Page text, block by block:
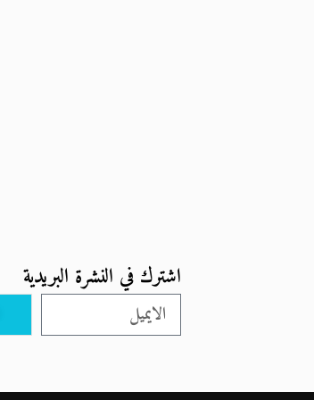
اشترك في النشرة البريدية